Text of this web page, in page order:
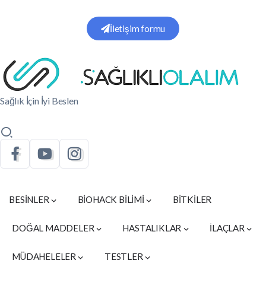
İletişim formu
Sağlık İçin İyi Beslen
BESİNLER BİOHACK BİLİMİ BİTKİLER
DOĞAL MADDELER HASTALIKLAR İLAÇLAR
MÜDAHELELER TESTLER